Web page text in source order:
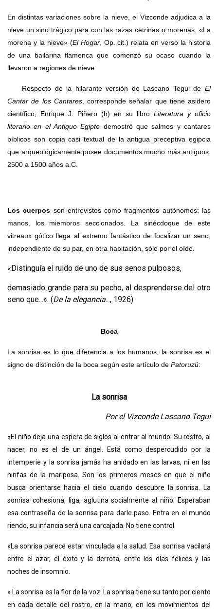
En distintas variaciones sobre la nieve, el Vizconde adjudica a la
nieve un sino trágico para con las razas cetrinas o morenas. «La
morena y la nieve» (El Hogar, Op. cit.) relata en verso la historia
de una bailarina flamenca que comenzó su ocaso cuando la
llevaron a regiones de nieve.
Respecto de la hilarante versión de Lascano Tegui de El
Cantar de los Cantares, corresponde señalar que tiene asidero
científico; Enrique J. Piñero (h) en su libro Literatura y oficio
literario en el Antiguo Egipto demostró que salmos y cantares
bíblicos son copia casi textual de la antigua preceptiva egipcia
que arqueológicamente posee documentos mucho más antiguos:
2500 a 1500 años a.C.
Los cuerpos son entrevistos como fragmentos autónomos: las
manos, los miembros seccionados. La sinécdoque de este
vitreaux gótico llega al extremo fantástico de focalizar un seno,
independiente de su par, en otra habitación, sólo por el oído.
«Distinguía el ruido de uno de sus senos pulposos,
demasiado grande para su pecho, al desprenderse del otro
seno que...». (De la elegancia..., 1926)
Boca
La sonrisa es lo que diferencia a los humanos, la sonrisa es el
signo de distinción de la boca según este artículo de Patoruzú:
La sonrisa
Por el Vizconde Lascano Tegui
«El niño deja una espera de siglos al entrar al mundo. Su rostro, al
nacer, no es el de un ángel. Está como despercudido por la
intemperie y la sonrisa jamás ha anidado en las larvas, ni en las
ninfas de la mariposa. Son los primeros meses en que el niño
busca orientarse hacia el cielo cuando descubre la sonrisa. La
sonrisa cohesiona, liga, aglutina socialmente al niño. Esperaban
esa contraseña de la sonrisa para darle paso. Entra en el mundo
riendo, su infancia será una carcajada. No tiene control.
»La sonrisa parece estar vinculada a la salud. Esa sonrisa vacilará
entre el azar, el éxito y la derrota, entre los días felices y las
noches de insomnio.
» La sonrisa es la flor de la voz. La sonrisa tiene su tanto por ciento
en cada detalle del rostro, en la mano, en los movimientos del